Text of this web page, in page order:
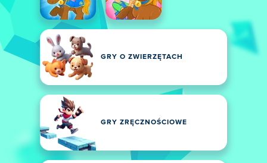
GRY O ZWIERZĘTACH
GRY ZRĘCZNOŚCIOWE